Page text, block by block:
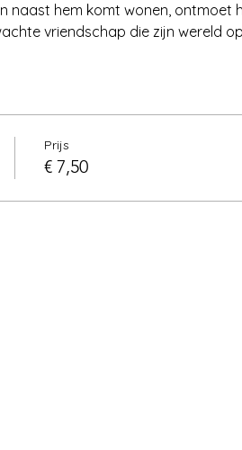
naast hem komt wonen, ontmoet
vriendschap die zijn wereld
Prijs
€ 7,50